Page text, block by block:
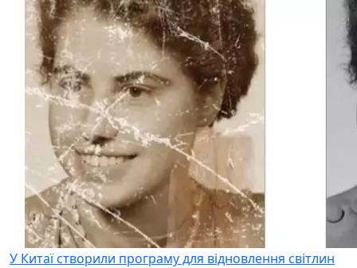
У Китаї створили програму для відновлення світлин